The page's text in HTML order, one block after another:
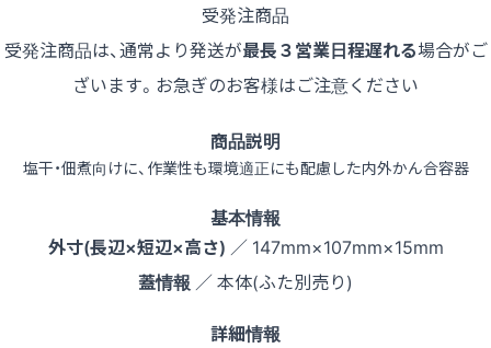
受発注商品
受発注商品は、通常より発送が最長３営業日程遅れる場合がご
ざいます。お急ぎのお客様はご注意ください
商品説明
塩干・佃煮向けに、作業性も環境適正にも配慮した内外かん合容器
基本情報
外寸(長辺×短辺×高さ) ／ 147mm×107mm×15mm
蓋情報 ／ 本体(ふた別売り)
詳細情報